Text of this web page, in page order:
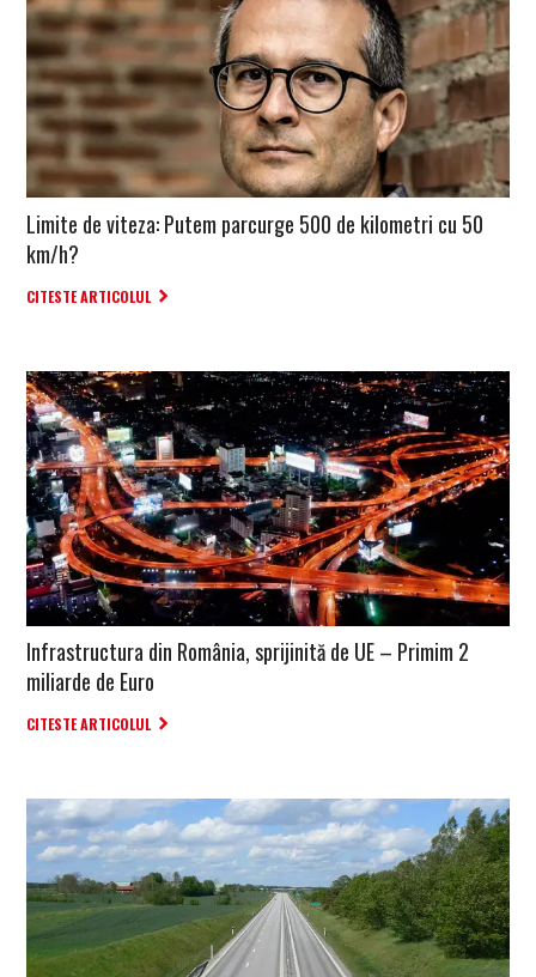
Limite de viteza: Putem parcurge 500 de kilometri cu 50
km/h?
CITESTE ARTICOLUL
Infrastructura din România, sprijinită de UE – Primim 2
miliarde de Euro
CITESTE ARTICOLUL